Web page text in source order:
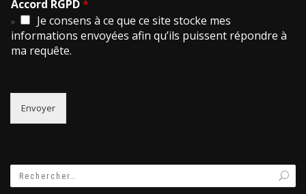
Accord RGPD*
Je consens à ce que ce site stocke mes
informations envoyées afin qu’ils puissent répondre à
ma requête.
Envoyer